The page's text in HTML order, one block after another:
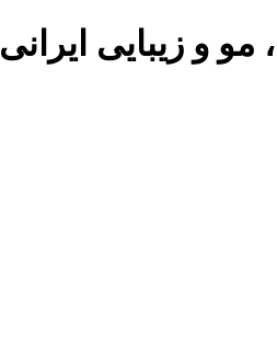
و زیبایی ایرانی